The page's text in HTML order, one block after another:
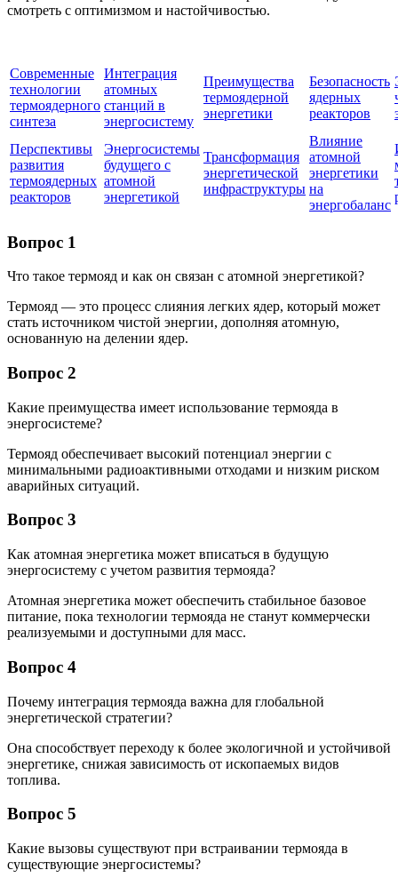
смотреть с оптимизмом и настойчивостью.
Современные
технологии
термоядерного
синтеза
Интеграция
атомных
станций в
энергосистему
Преимущества
термоядерной
энергетики
Безопасность
ядерных
реакторов
Перспективы
развития
термоядерных
реакторов
Энергосистемы
будущего с
атомной
энергетикой
Трансформация
энергетической
инфраструктуры
Влияние
атомной
энергетики
на
энергобаланс
Вопрос 1
Что такое термояд и как он связан с атомной энергетикой?
Термояд — это процесс слияния легких ядер, который может
стать источником чистой энергии, дополняя атомную,
основанную на делении ядер.
Вопрос 2
Какие преимущества имеет использование термояда в
энергосистеме?
Термояд обеспечивает высокий потенциал энергии с
минимальными радиоактивными отходами и низким риском
аварийных ситуаций.
Вопрос 3
Как атомная энергетика может вписаться в будущую
энергосистему с учетом развития термояда?
Атомная энергетика может обеспечить стабильное базовое
питание, пока технологии термояда не станут коммерчески
реализуемыми и доступными для масс.
Вопрос 4
Почему интеграция термояда важна для глобальной
энергетической стратегии?
Она способствует переходу к более экологичной и устойчивой
энергетике, снижая зависимость от ископаемых видов
топлива.
Вопрос 5
Какие вызовы существуют при встраивании термояда в
существующие энергосистемы?